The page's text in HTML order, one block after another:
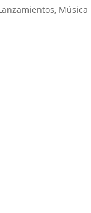
, Música